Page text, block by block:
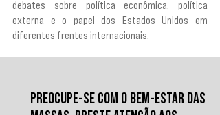
debates sobre política econômica, política
externa e o papel dos Estados Unidos em
diferentes frentes internacionais.
PREOCUPE-SE COM O BEM-ESTAR DAS